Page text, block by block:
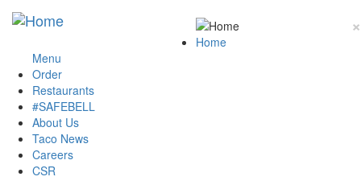
×
Home
Menu
Order
Restaurants
#SAFEBELL
About Us
Taco News
Careers
CSR